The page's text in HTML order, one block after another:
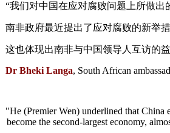
“我们对中国在应对腐败问题上所做
南非政府最近提出了应对腐败的新举
这也体现出南非与中国领导人互访的
Dr Bheki Langa, South African
"He (Premier Wen) underlined that China
become the second-largest economy,